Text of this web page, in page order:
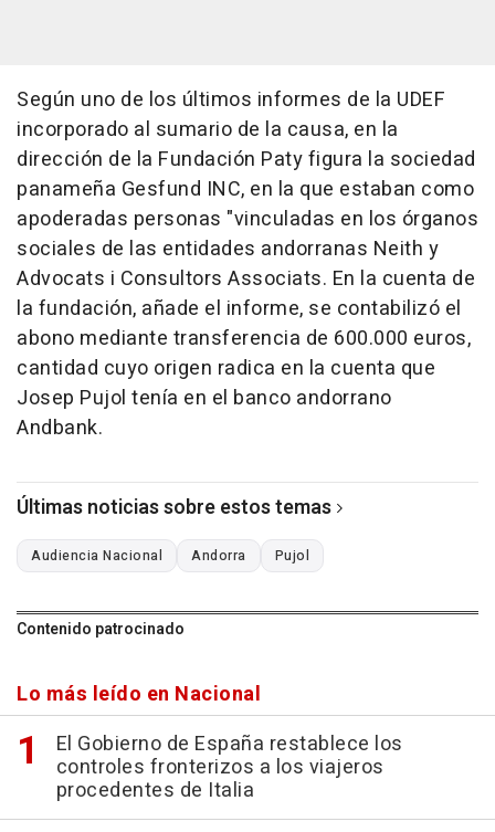
Según uno de los últimos informes de la UDEF
incorporado al sumario de la causa, en la
dirección de la Fundación Paty figura la sociedad
panameña Gesfund INC, en la que estaban como
apoderadas personas "vinculadas en los órganos
sociales de las entidades andorranas Neith y
Advocats i Consultors Associats. En la cuenta de
la fundación, añade el informe, se contabilizó el
abono mediante transferencia de 600.000 euros,
cantidad cuyo origen radica en la cuenta que
Josep Pujol tenía en el banco andorrano
Andbank.
Últimas noticias sobre estos temas
Audiencia Nacional Andorra Pujol
Contenido patrocinado
Lo más leído en Nacional
El Gobierno de España restablece los
controles fronterizos a los viajeros
procedentes de Italia